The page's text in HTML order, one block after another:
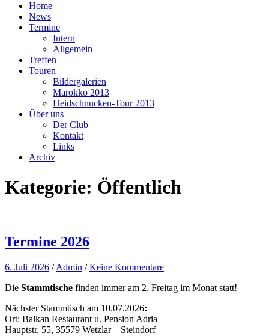
Home
News
Termine
Intern
Allgemein
Treffen
Touren
Bildergalerien
Marokko 2013
Heidschnucken-Tour 2013
Über uns
Der Club
Kontakt
Links
Archiv
Kategorie: Öffentlich
Termine 2026
6. Juli 2026 /Admin /Keine Kommentare
Die Stammtische finden immer am 2. Freitag im Monat statt!
Nächster Stammtisch am 10.07.2026:
Ort: Balkan Restaurant u. Pension Adria
Hauptstr. 55, 35579 Wetzlar – Steindorf